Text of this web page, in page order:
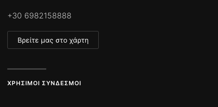
+30 6982158888
Βρείτε μας στο χάρτη
ΧΡΉΣΙΜΟΙ ΣΎΝΔΕΣΜΟΙ